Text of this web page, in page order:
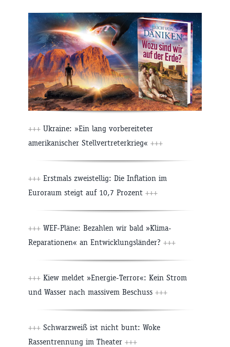
+++ Ukraine: »Ein lang vorbereiteter
amerikanischer Stellvertreterkrieg« +++
+++ Erstmals zweistellig: Die Inflation im
Euroraum steigt auf 10,7 Prozent +++
+++ WEF-Pläne: Bezahlen wir bald »Klima-
Reparationen« an Entwicklungsländer? +++
+++ Kiew meldet »Energie-Terror«: Kein Strom
und Wasser nach massivem Beschuss +++
+++ Schwarzweiß ist nicht bunt: Woke
Rassentrennung im Theater +++